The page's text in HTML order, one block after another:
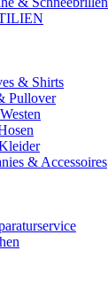
& Shirts
Pullover
& Accessoires